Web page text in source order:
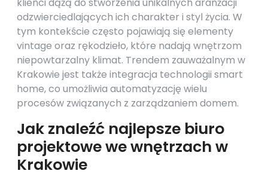
odzwierciedlających ich charakter i styl życia. W
tym kontekście często pojawiają się elementy
vintage oraz rękodzieło, które nadają wnętrzom
niepowtarzalny klimat. Trendem zauważalnym w
Krakowie jest także integracja technologii smart
home, co umożliwia automatyzację wielu
procesów związanych z zarządzaniem domem.
Jak znaleźć najlepsze biuro
projektowe we wnętrzach w
Krakowie